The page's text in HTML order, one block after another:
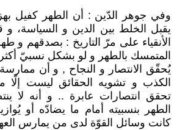
وفي جوهر الدّين : أن الطهر كفيل
يقبل الخلط بين الدين و السياسة، و
الأنقياء على مرّ التاريخ : بصدقهم و
المتمسك بالطهر و لو بشكل نسبيّ
يُحقّق الانتصار و النجاح , و أن
الكذب و تشويه الحقائق ليست إلّا
تحقق انتصارات عابرة .. و أنه لا
الطهر بنسبيته أمام ما يضادّه أو
كانت وسائل القوّة لدى من يمارس